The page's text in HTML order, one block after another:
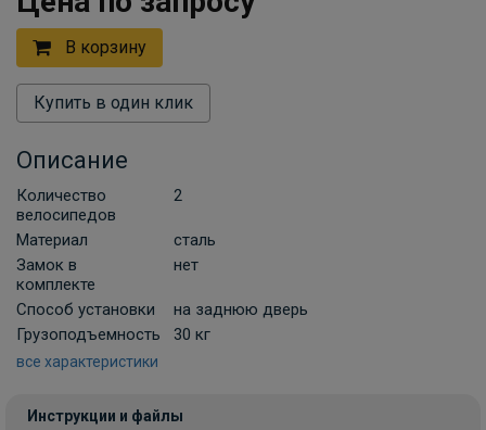
В корзину
Купить в один клик
Описание
Количество
велосипедов
2
Материал
сталь
Замок в
комплекте
нет
Способ установки
на заднюю дверь
Грузоподъемность
30 кг
все характеристики
Инструкции и файлы